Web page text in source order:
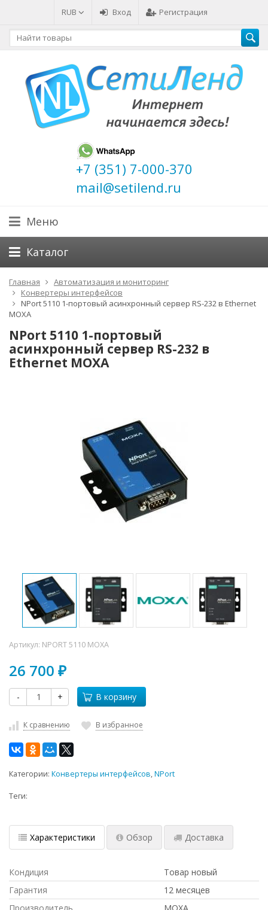
RUB Вход Регистрация
+7 (351) 7-000-370
mail@setilend.ru
Меню
Каталог
Главная
Автоматизация и мониторинг
Конвертеры интерфейсов
NPort 5110 1-портовый асинхронный сервер RS-232 в Ethernet
MOXA
NPort 5110 1-портовый
асинхронный сервер RS-232 в
Ethernet MOXA
Артикул: NPORT 5110 MOXA
26 700 ₽
- + В корзину
К сравнению В избранное
Категории: Конвертеры интерфейсов,NPort
Теги:
Характеристики Обзор Доставка
Кондиция
Товар новый
Гарантия
12 месяцев